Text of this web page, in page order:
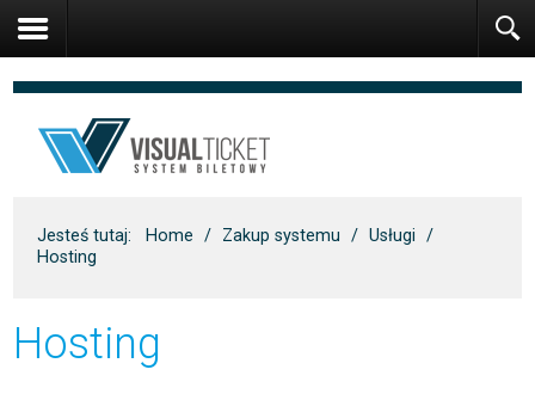
Jesteś tutaj: Home / Zakup systemu / Usługi
/
Hosting
Hosting